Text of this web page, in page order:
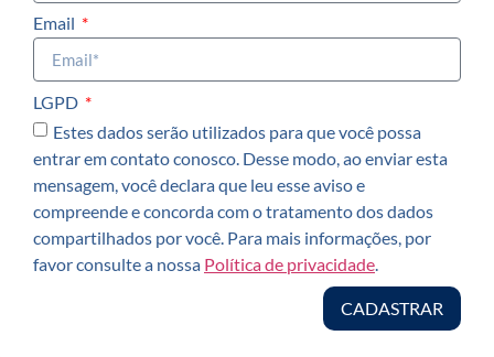
Email
LGPD
Estes dados serão utilizados para que você possa
entrar em contato conosco. Desse modo, ao enviar esta
mensagem, você declara que leu esse aviso e
compreende e concorda com o tratamento dos dados
compartilhados por você. Para mais informações, por
favor consulte a nossa Política de privacidade
CADASTRAR